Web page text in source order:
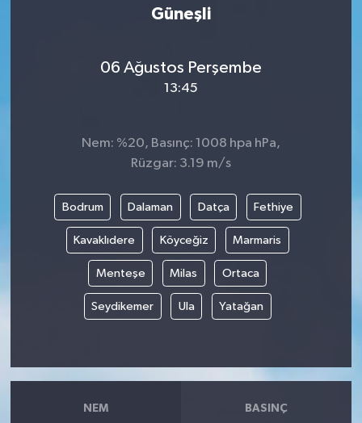
Güneşli
06 Ağustos Perşembe
13:45
Nem: %20, Basınç: 1008 hpa hPa,
Rüzgar: 3.19 m/s
Bodrum Dalaman Datça Fethiye
Kavaklıdere Köyceğiz Marmaris
Menteşe Milas Ortaca
Seydikemer Ula Yatağan
NEM BASINÇ